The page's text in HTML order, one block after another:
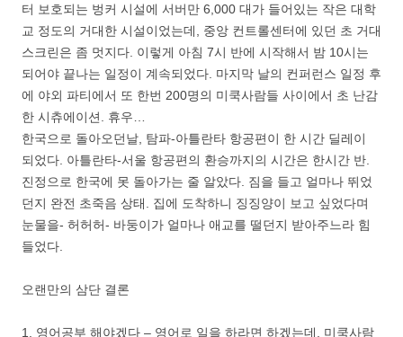
터 보호되는 벙커 시설에 서버만 6,000 대가 들어있는 작은 대학
교 정도의 거대한 시설이었는데, 중앙 컨트롤센터에 있던 초 거대
스크린은 좀 멋지다. 이렇게 아침 7시 반에 시작해서 밤 10시는
되어야 끝나는 일정이 계속되었다. 마지막 날의 컨퍼런스 일정 후
에 야외 파티에서 또 한번 200명의 미쿡사람들 사이에서 초 난감
한 시츄에이션. 휴우…
한국으로 돌아오던날, 탐파-아틀란타 항공편이 한 시간 딜레이
되었다. 아틀란타-서울 항공편의 환승까지의 시간은 한시간 반.
진정으로 한국에 못 돌아가는 줄 알았다. 짐을 들고 얼마나 뛰었
던지 완전 초죽음 상태. 집에 도착하니 징징양이 보고 싶었다며
눈물을- 허허허- 바둥이가 얼마나 애교를 떨던지 받아주느라 힘
들었다.
오랜만의 삼단 결론
1. 영어공부 해야겠다 – 영어로 일을 하라면 하겠는데, 미쿡사람